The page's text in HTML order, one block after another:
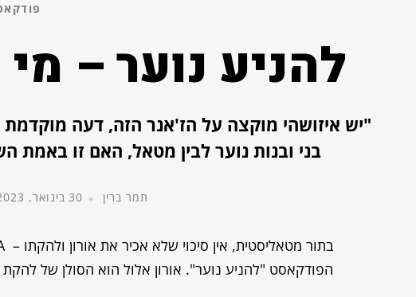
להניע נוער –
"יש איזושהי מוקצה על הז'אנר הזה, דעה
בני ובנות נוער לבין מטאל, האם זו באמת
תמר ברין 30 בינואר, 2023
הפודקאסט "להניע נוער". אורון אלול הוא הסולן של להקת